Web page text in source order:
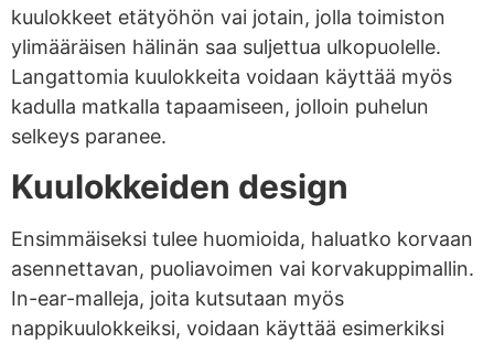
kuulokkeet etätyöhön vai jotain, jolla toimiston
ylimääräisen hälinän saa suljettua ulkopuolelle.
Langattomia kuulokkeita voidaan käyttää myös
kadulla matkalla tapaamiseen, jolloin puhelun
selkeys paranee.
Kuulokkeiden design
Ensimmäiseksi tulee huomioida, haluatko korvaan
asennettavan, puoliavoimen vai korvakuppimallin.
In-ear-malleja, joita kutsutaan myös
nappikuulokkeiksi, voidaan käyttää esimerkiksi